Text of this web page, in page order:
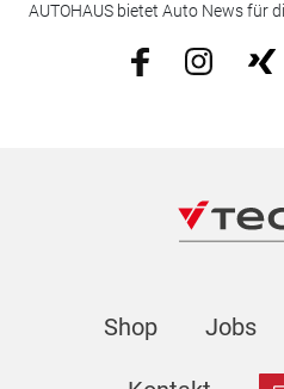
AUTOHAUS bietet Auto News für
Shop Jobs